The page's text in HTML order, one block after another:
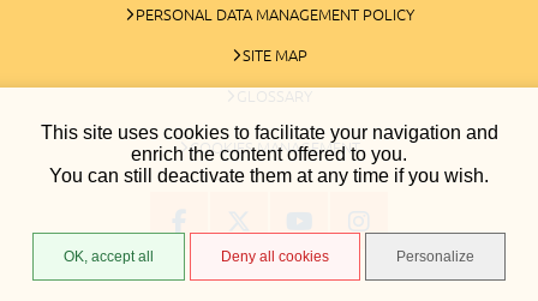
This site uses cookies to facilitate your navigation and
enrich the content offered to you.
You can still deactivate them at any time if you wish.
OK, accept all Deny all cookies Personalize
PERSONAL DATA MANAGEMENT POLICY
SITE MAP
GLOSSARY
COOKIES MANAGEMENT